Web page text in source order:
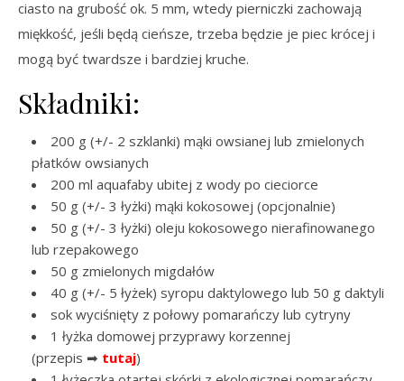
ciasto na grubość ok. 5 mm, wtedy pierniczki zachowają
miękkość, jeśli będą cieńsze, trzeba będzie je piec krócej i
mogą być twardsze i bardziej kruche.
Składniki:
200 g (+/- 2 szklanki) mąki owsianej lub zmielonych
płatków owsianych
200 ml aquafaby ubitej z wody po cieciorce
50 g (+/- 3 łyżki) mąki kokosowej (opcjonalnie)
50 g (+/- 3 łyżki) oleju kokosowego nierafinowanego
lub rzepakowego
50 g zmielonych migdałów
40 g (+/- 5 łyżek) syropu daktylowego lub 50 g daktyli
sok wyciśnięty z połowy pomarańczy lub cytryny
1 łyżka domowej przyprawy korzennej
(przepis ➡ tutaj)